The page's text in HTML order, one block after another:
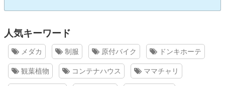
人気キーワード
メダカ 制服 原付バイク ドンキホーテ
観葉植物 コンテナハウス ママチャリ